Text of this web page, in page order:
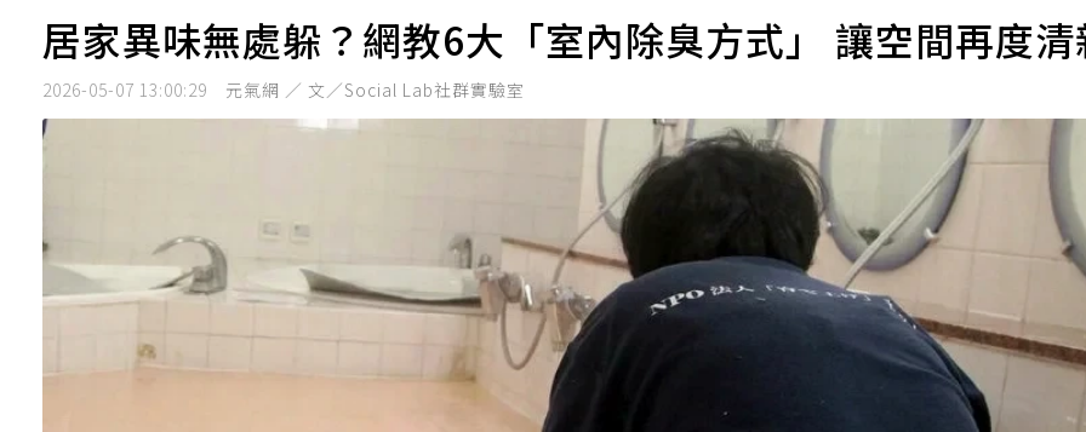
居家異味無處躲？網教6大「室內除臭方式」 讓空間再度
2026-05-07 13:00:29 元氣網 ／ 文／Social Lab社群實驗室